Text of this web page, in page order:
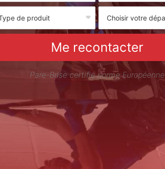
Me recontacter
Pare-Brise certifié norme Européenne